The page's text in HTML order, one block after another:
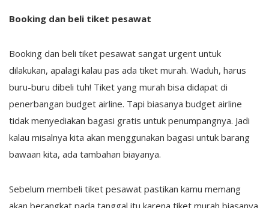
Booking dan beli tiket pesawat
Booking dan beli tiket pesawat sangat urgent untuk
dilakukan, apalagi kalau pas ada tiket murah. Waduh, harus
buru-buru dibeli tuh! Tiket yang murah bisa didapat di
penerbangan budget airline. Tapi biasanya budget airline
tidak menyediakan bagasi gratis untuk penumpangnya. Jadi
kalau misalnya kita akan menggunakan bagasi untuk barang
bawaan kita, ada tambahan biayanya.
Sebelum membeli tiket pesawat pastikan kamu memang